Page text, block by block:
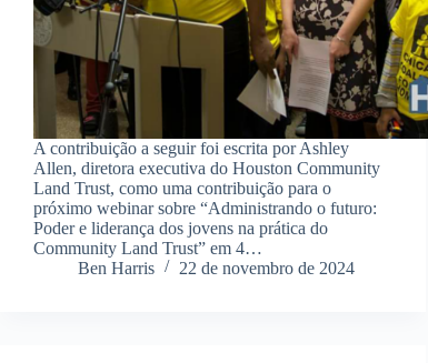
A contribuição a seguir foi escrita por Ashley
Allen, diretora executiva do Houston Community
Land Trust, como uma contribuição para o
próximo webinar sobre “Administrando o futuro:
Poder e liderança dos jovens na prática do
Community Land Trust” em 4…
Ben Harris
22 de novembro de 2024